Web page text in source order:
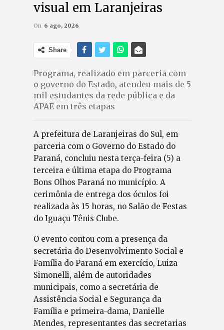
visual em Laranjeiras
On 6 ago, 2026
Share
Programa, realizado em parceria com
o governo do Estado, atendeu mais de 5
mil estudantes da rede pública e da
APAE em três etapas
A prefeitura de Laranjeiras do Sul, em
parceria com o Governo do Estado do
Paraná, concluiu nesta terça-feira (5) a
terceira e última etapa do Programa
Bons Olhos Paraná no município. A
cerimônia de entrega dos óculos foi
realizada às 15 horas, no Salão de Festas
do Iguaçu Tênis Clube.
O evento contou com a presença da
secretária do Desenvolvimento Social e
Família do Paraná em exercício, Luiza
Simonelli, além de autoridades
municipais, como a secretária de
Assistência Social e Segurança da
Família e primeira-dama, Danielle
Mendes, representantes das secretarias